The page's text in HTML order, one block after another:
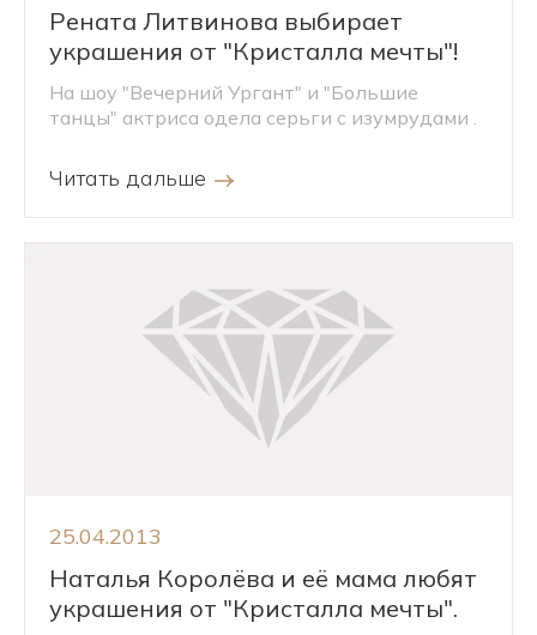
Рената Литвинова выбирает
украшения от "Кристалла мечты"!
На шоу "Вечерний Ургант" и "Большие
танцы" актриса одела серьги с изумрудами .
Читать дальше
25.04.2013
Наталья Королёва и её мама любят
украшения от "Кристалла мечты".